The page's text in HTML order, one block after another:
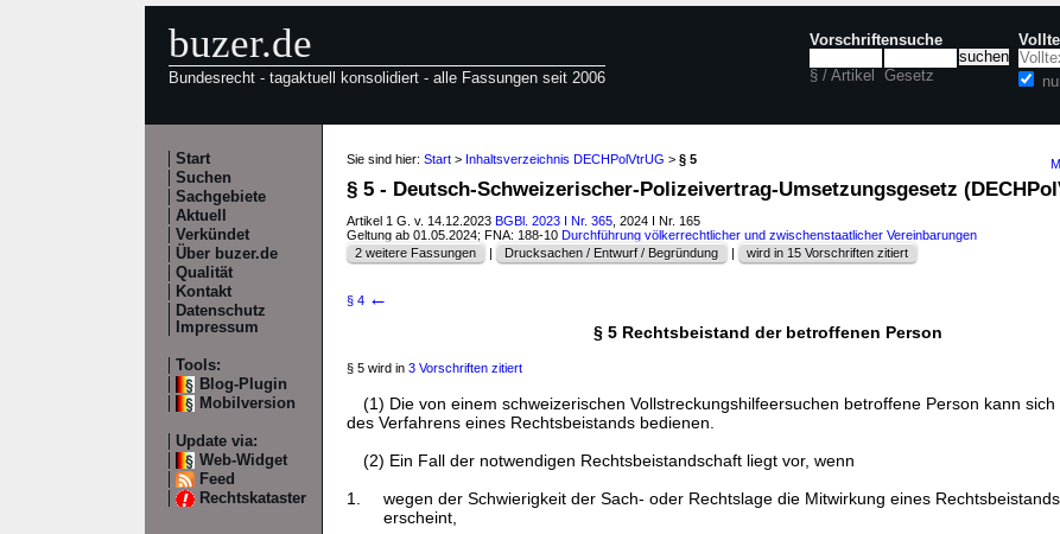
buzer.de
Bundesrecht - tagaktuell konsolidiert - alle Fassungen seit 2006
Vorschriftensuche
§ / Artikel Gesetz
Start
Suchen
Sachgebiete
Aktuell
Verkündet
Über buzer.de
Qualität
Kontakt
Datenschutz
Impressum
Tools:
Blog-Plugin
Mobilversion
Update via:
Web-Widget
Feed
Rechtskataster
Sie sind hier: Start > Inhaltsverzeichnis DECHPolVtrUG > § 5
§ 5 - Deutsch-Schweizerischer-Polizeivertrag-Umsetzungsgesetz
Artikel 1 G. v. 14.12.2023 BGBl. 2023 I Nr. 365 , 2024 I Nr. 165
Geltung ab 01.05.2024; FNA: 188-10 Durchführung völkerrechtlicher und zwischenstaatlicher Vereinbarungen
2 weitere Fassungen
| Drucksachen / Entwurf / Begründung | wird in 15 Vorschriften zitiert
§ 4 ←
§ 5 Rechtsbeistand der betroffenen Person
§ 5 wird in 3 Vorschriften zitiert
(1) Die von einem schweizerischen Vollstreckungshilfeersuchen betroffene Person kann
des Verfahrens eines Rechtsbeistands bedienen.
(2) Ein Fall der notwendigen Rechtsbeistandschaft liegt vor, wenn
1.
wegen der Schwierigkeit der Sach- oder Rechtslage die Mitwirkung eines
erscheint,